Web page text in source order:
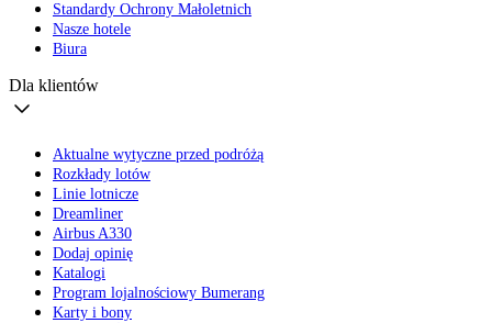
Standardy Ochrony Małoletnich
Nasze hotele
Biura
Dla klientów
Aktualne wytyczne przed podróżą
Rozkłady lotów
Linie lotnicze
Dreamliner
Airbus A330
Dodaj opinię
Katalogi
Program lojalnościowy Bumerang
Karty i bony